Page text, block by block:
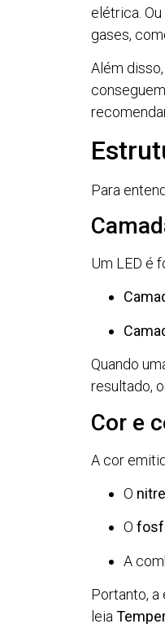
elétrica.
gases,
Além
Para
Um LED é
Quando
resultado,
Cor e
A cor
O
O
A
Portanto, a
leia